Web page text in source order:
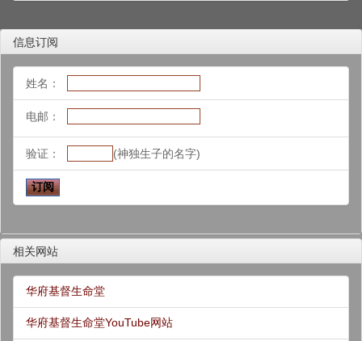
信息订阅
姓名：
电邮：
验证： (神独生子的名字)
相关网站
华府基督生命堂
华府基督生命堂YouTube网站